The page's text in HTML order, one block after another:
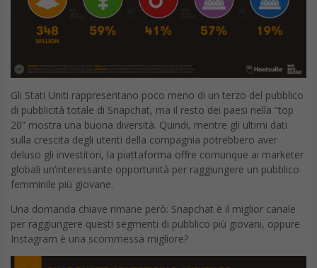
Gli Stati Uniti rappresentano poco meno di un terzo del pubblico
di pubblicità totale di Snapchat, ma il resto dei paesi nella “top
20” mostra una buona diversità. Quindi, mentre gli ultimi dati
sulla crescita degli utenti della compagnia potrebbero aver
deluso gli investitori, la piattaforma offre comunque ai marketer
globali un’interessante opportunità per raggiungere un pubblico
femminile più giovane.
Una domanda chiave rimane però: Snapchat è il miglior canale
per raggiungere questi segmenti di pubblico più giovani, oppure
Instagram è una scommessa migliore?